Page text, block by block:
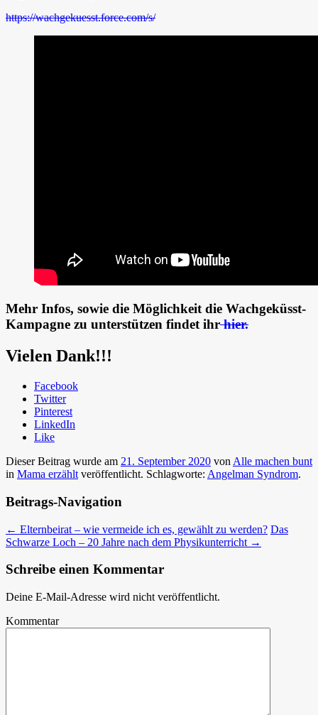
https://wachgekuesst.force.com/s/
Mehr Infos, sowie die Möglichkeit die Wachgeküsst-
Kampagne zu unterstützen findet ihrhier.
Vielen Dank!!!
Facebook
Twitter
Pinterest
LinkedIn
Like
Dieser Beitrag wurde am 21. September 2020 von Alle machen bunt
in Mama erzählt veröffentlicht. Schlagworte: Angelman Syndrom.
Beitrags-Navigation
← Elternbeirat – wie vermeide ich es, gewählt zu werden? Das
Schwarze Loch – 20 Jahre nach dem Physikunterricht →
Schreibe einen Kommentar
Deine E-Mail-Adresse wird nicht veröffentlicht.
Kommentar